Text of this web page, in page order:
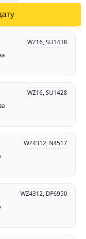
WZ16, SU1438
WZ16, SU1428
WZ4312, N4517
WZ4312, DP6950